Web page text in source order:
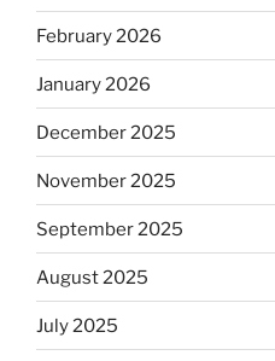
February 2026
January 2026
December 2025
November 2025
September 2025
August 2025
July 2025